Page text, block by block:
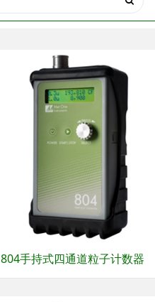
804手持式四通道粒子计数器